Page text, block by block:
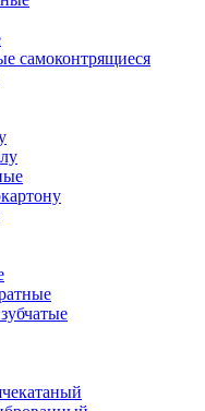
самоконтрящиеся